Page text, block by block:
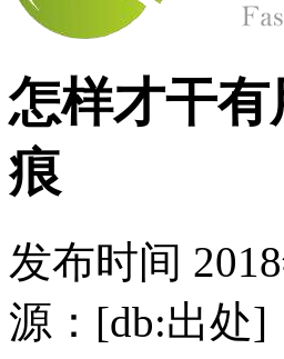
怎样才干
痕
发布时间
源：[db:出处]